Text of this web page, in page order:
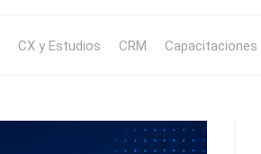
CX y Estudios CRM Capacitaciones